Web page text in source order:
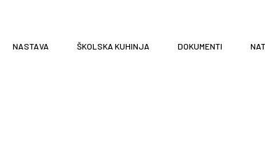
NASTAVA ŠKOLSKA KUHINJA DOKUMENTI